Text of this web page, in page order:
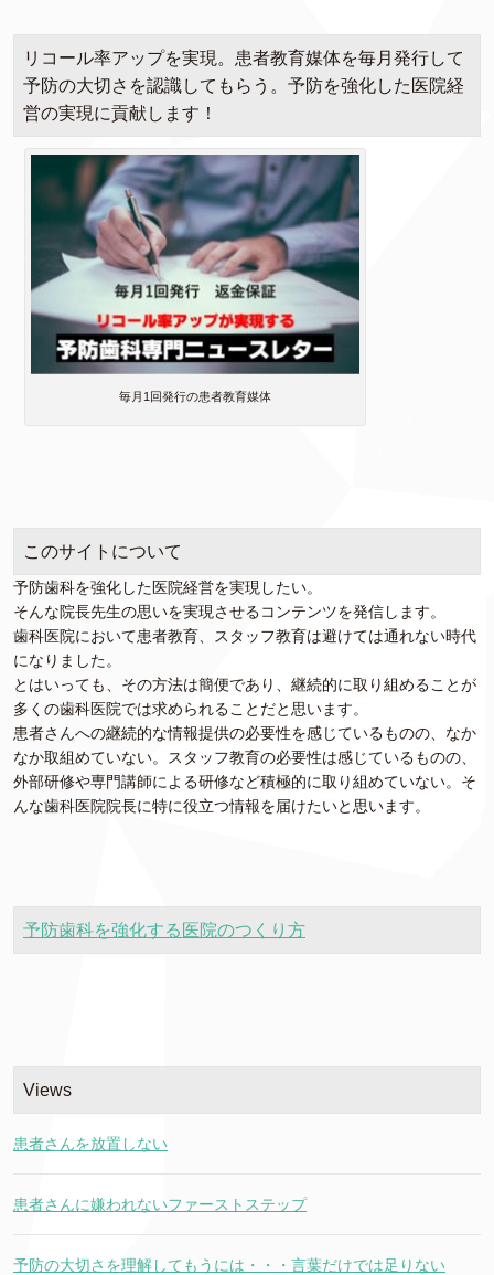
リコール率アップを実現。患者教育媒体を毎月発行して
予防の大切さを認識してもらう。予防を強化した医院経
営の実現に貢献します！
毎月1回発行の患者教育媒体
このサイトについて
予防歯科を強化した医院経営を実現したい。
そんな院長先生の思いを実現させるコンテンツを発信します。
歯科医院において患者教育、スタッフ教育は避けては通れない時代
になりました。
とはいっても、その方法は簡便であり、継続的に取り組めることが
多くの歯科医院では求められることだと思います。
患者さんへの継続的な情報提供の必要性を感じているものの、なか
なか取組めていない。スタッフ教育の必要性は感じているものの、
外部研修や専門講師による研修など積極的に取り組めていない。そ
んな歯科医院院長に特に役立つ情報を届けたいと思います。
予防歯科を強化する医院のつくり方
Views
患者さんを放置しない
患者さんに嫌われないファーストステップ
予防の大切さを理解してもうには・・・言葉だけでは足りない